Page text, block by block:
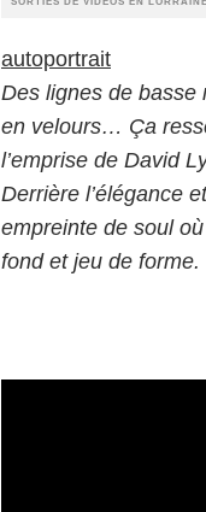
autoportrait
Des lignes de basse
en velours… Ça
l’emprise de David
Derrière l’élégance
empreinte de soul
fond et jeu de forme.